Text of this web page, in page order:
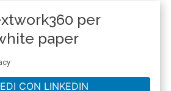
per
paper
CON LINKEDIN